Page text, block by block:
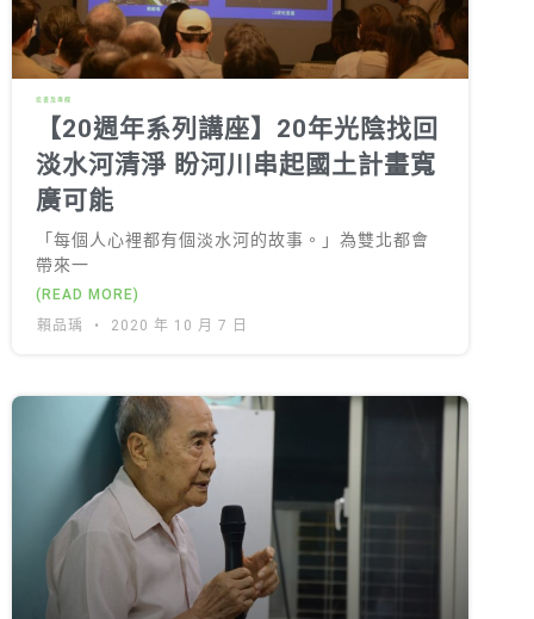
投書及專欄
【20週年系列講座】20年光陰找回
淡水河清淨 盼河川串起國土計畫寬
廣可能
「每個人心裡都有個淡水河的故事。」為雙北都會
帶來一
(READ MORE)
賴品瑀
2020 年 10 月 7 日